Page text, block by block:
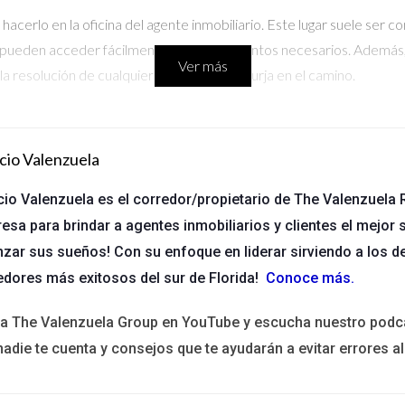
en la oficina del agente inmobiliario. Este lugar suele ser
acceder fácilmente a los documentos necesarios.
de cualquier problema que surja en el camino.
para responder preguntas.
reuniones grandes.
un ambiente más oficial.
notaría. Este lugar es ideal si deseas un ambiente más formal y
mayor seguridad en términos de cumplimiento legal.
Ver más
Valenzuela
Valenzuela es el corredor/propietario de The Valenzuela
para brindar a agentes inmobiliarios y clientes el mejor
sus sueños! Con su enfoque en liderar sirviendo a los
más exitosos del sur de Florida! Conoce más.
The Valenzuela Group en YouTube y escucha nuestro
te cuenta y consejos que te ayudarán a evitar errores